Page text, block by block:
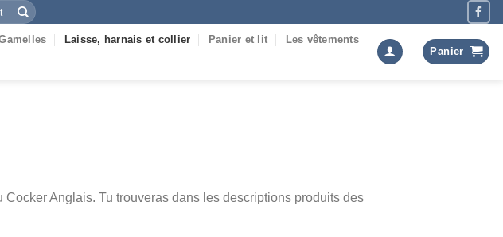
Laisse, harnais et collier Panier et lit Les vêtements
Panier
Anglais. Tu trouveras dans les descriptions produits des